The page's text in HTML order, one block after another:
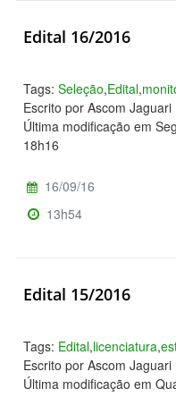
Edital 16/2016
Tags: Seleção,Edital,
Escrito por Ascom Jaguari
Última modificação em
18h16
16/09/16
13h54
Edital 15/2016
Tags: Edital,licenciatura,
Escrito por Ascom Jaguari
Última modificação em